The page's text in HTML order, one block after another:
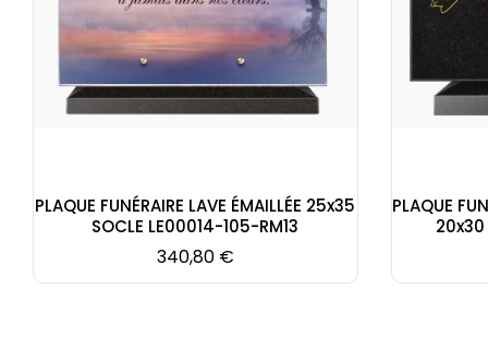
PLAQUE FUNÉRAIRE LAVE ÉMAILLÉE 25x35
SOCLE LE00014-105-RM13
Prix
340,80 €
PLAQUE
20x30